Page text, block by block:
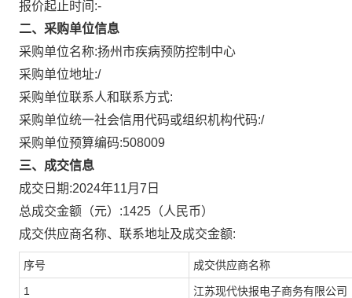
报价起止时间:-
二、采购单位信息
采购单位名称:扬州市疾病预防控制中心
采购单位地址:/
采购单位联系人和联系方式:
采购单位统一社会信用代码或组织机构代码:/
采购单位预算编码:508009
三、成交信息
成交日期:2024年11月7日
总成交金额（元）:1425 （人民币）
成交供应商名称、联系地址及成交金额:
序号 成交供应商名称
1 江苏现代快报电子商务有限公司